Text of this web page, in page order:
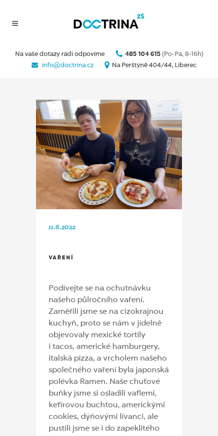
Na vaše dotazy rádi odpovíme 485 104 615 (Po-Pá, 8-16h)
info@doctrina.cz
Na Perštýně 404/44, Liberec
11.6.2022
VAŘENÍ
Podívejte se na ochutnávku
našeho půlročního vaření.
Zaměřili jsme se na cizokrajnou
kuchyň, proto se nám v jídelně
objevovaly mexické tortily
i tacos, americké hamburgery,
italská pizza, a vrcholem našeho
společného vaření byla japonská
polévka Ramen. Naše chuťové
buňky jsme si osladili vaflemi,
kefírovou buchtou, americkými
cookies, dýňovými lívanci, ale
pustili jsme se i do zapeklitého